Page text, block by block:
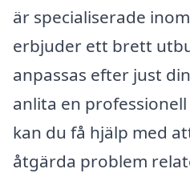
är specialiserade
erbjuder ett brett
anpassas efter just
anlita en
kan du få hjälp med
åtgärda problem